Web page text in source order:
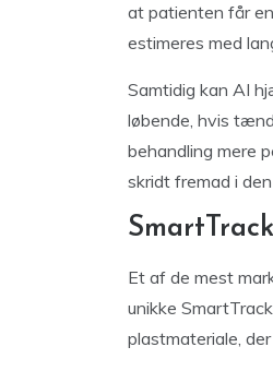
at patienten får
estimeres med
Samtidig kan AI
løbende, hvis
behandling mere
skridt fremad i
Et af de mest
unikke
plastmateriale,